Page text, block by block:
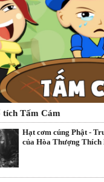
tích Tấm Cám
Hạt cơm cúng Phật -
của Hòa Thượng Thích